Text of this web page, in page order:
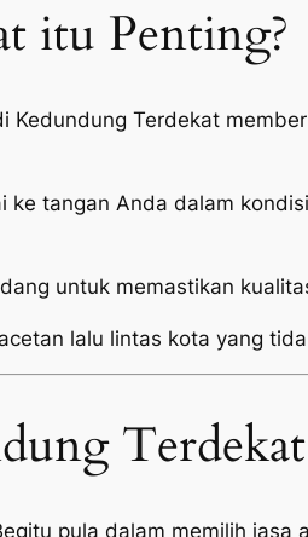
itu Penting?
Kedundung Terdekat
ke tangan Anda dalam
untuk memastikan
lalu lintas kota yang
pula dalam memilih jasa